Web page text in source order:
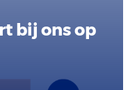
bij ons op